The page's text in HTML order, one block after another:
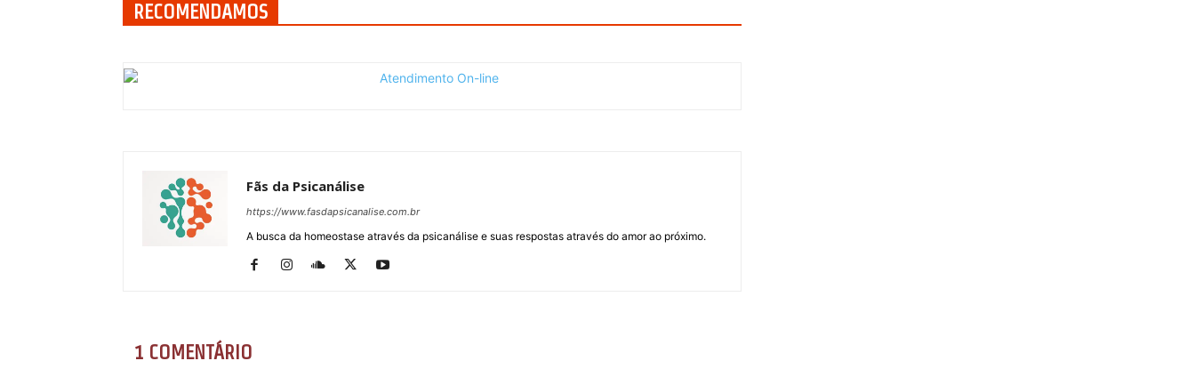
RECOMENDAMOS
Fãs da Psicanálise
https://www.fasdapsicanalise.com.br
A busca da homeostase através da psicanálise e suas respostas através do amor ao próximo.
1 COMENTÁRIO